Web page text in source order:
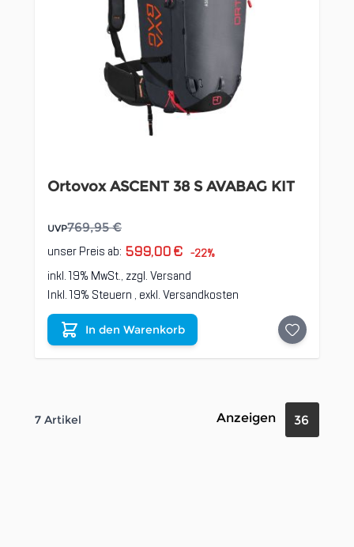
Ortovox ASCENT 38 S AVABAG KIT
UVP769,95 €
unser Preis ab: 599,00 € -22%
inkl. 19% MwSt., zzgl.Versand
Inkl. 19% Steuern , exkl.Versandkosten
In den Warenkorb
7 Artikel Anzeigen